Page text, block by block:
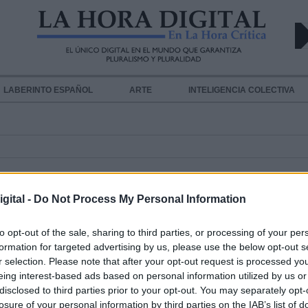
- Do Not Process My Personal Information
opt-out of the sale, sharing to third parties, or processing of your
for targeted advertising by us, please use the below opt-out
selection. Please note that after your opt-out request is processed
interest-based ads based on personal information utilized by us
to third parties prior to your opt-out. You may separately
of your personal information by third parties on the IAB’s list of
LABERINTO ESPAÑOL ARTE INTELIGENCIA COLECTIVA
CULTURA
El ministro Uribes presentará un
Pacto de Estado por la Cultura a
comunidades y ciudades
FEMP